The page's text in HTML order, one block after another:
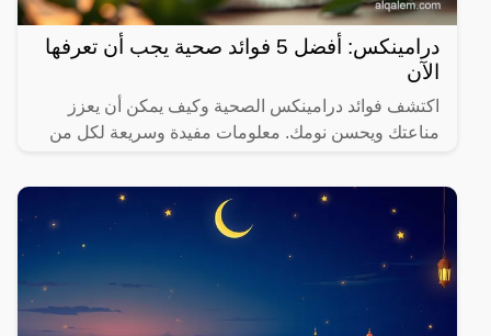
درامينكس: أفضل 5 فوائد صحية يجب أن تعرفها
الآن
اكتشف فوائد درامينكس الصحية وكيف يمكن أن يعزز
مناعتك ويحسن نومك. معلومات مفيدة وسريعة لكل من